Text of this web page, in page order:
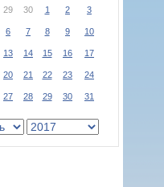
29 30 1 2 3
6 7 8 9 10
13 14 15 16 17
20 21 22 23 24
27 28 29 30 31